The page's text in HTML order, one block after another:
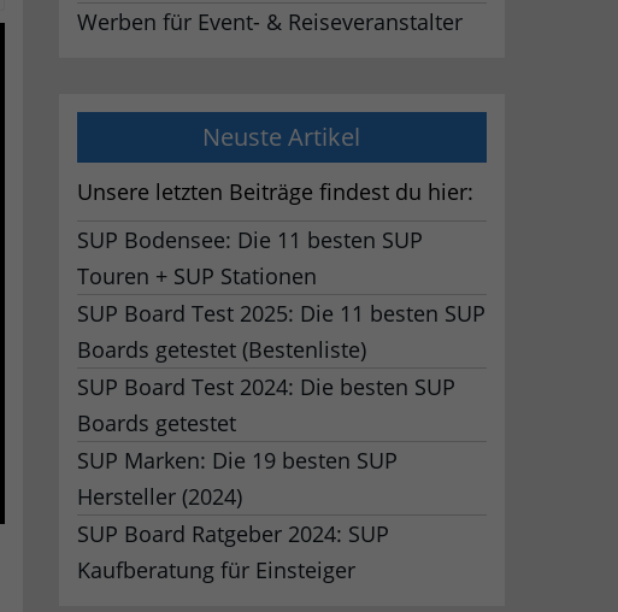
Werben für Event- & Reiseveranstalter
Neuste Artikel
Unsere letzten Beiträge findest du hier:
SUP Bodensee: Die 11 besten SUP
Touren + SUP Stationen
SUP Board Test 2025: Die 11 besten SUP
Boards getestet (Bestenliste)
SUP Board Test 2024: Die besten SUP
Boards getestet
SUP Marken: Die 19 besten SUP
Hersteller (2024)
SUP Board Ratgeber 2024: SUP
Kaufberatung für Einsteiger